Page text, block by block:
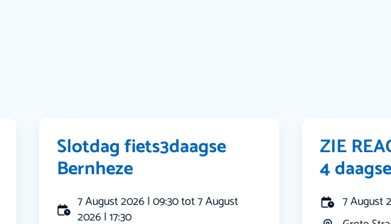
Slotdag fiets3daagse
Bernheze
7 August 2026 | 09:30 tot 7 August
2026 | 17:30
ZIE
4
7 August